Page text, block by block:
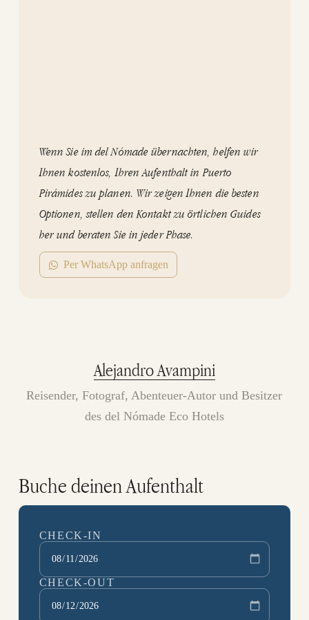
Wenn Sie im del Nómade übernachten, helfen wir
Ihnen kostenlos, Ihren Aufenthalt in Puerto
Pirámides zu planen. Wir zeigen Ihnen die besten
Optionen, stellen den Kontakt zu örtlichen Guides
her und beraten Sie in jeder Phase.
Per WhatsApp anfragen
Alejandro Avampini
Reisender, Fotograf, Abenteuer-Autor und Besitzer
des del Nómade Eco Hotels
Buche deinen Aufenthalt
CHECK-IN
CHECK-OUT